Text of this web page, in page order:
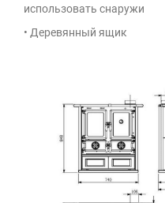
использовать снаружи
• Деревянный ящик